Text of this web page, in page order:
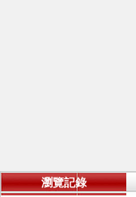
瀏覽記錄